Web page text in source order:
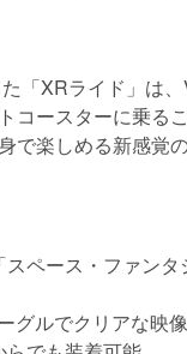
「XRライド」は
コースターに乗る
で楽しめる新感覚
スペース・ファンタ
グルでクリアな映